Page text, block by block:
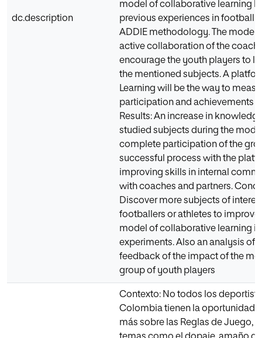
dc.description
model of collaborative learning
previous experiences in football
ADDIE methodology. The model
active collaboration of the
encourage the youth players to
the mentioned subjects. A
Learning will be the way to
participation and achievements
Results: An increase in
studied subjects during the
complete participation of the
successful process with the
improving skills in internal
with coaches and partners.
Discover more subjects of
footballers or athletes to improve
model of collaborative learning
experiments. Also an analysis of
feedback of the impact of the
group of youth players
Contexto: No todos los
Colombia tienen la oportunidad
más sobre las Reglas de Juego,